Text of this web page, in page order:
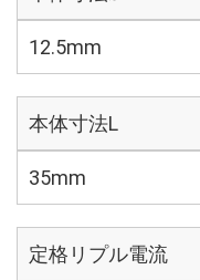
12.5mm
本体寸法L
35mm
定格リプル電流